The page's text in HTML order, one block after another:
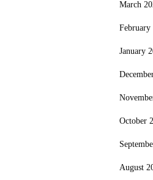
March
February
January
October
August